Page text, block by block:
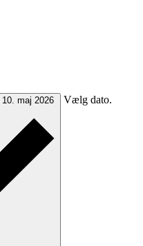
10. maj 2026 Vælg dato.